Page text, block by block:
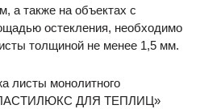
а также на объектах с
остекления, необходимо
толщиной не менее 1,5 мм.
листы монолитного
ДЛЯ ТЕПЛИЦ»